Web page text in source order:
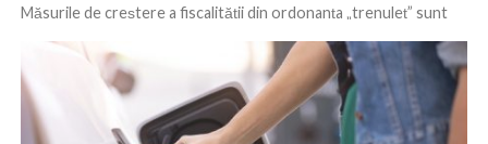
Măsurile de creștere a fiscalității din ordonanța „trenuleț” sunt
taxelor care se...